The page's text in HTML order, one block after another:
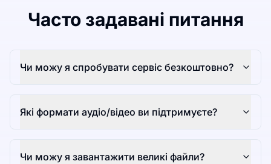
Часто задавані питання
Чи можу я спробувати сервіс безкоштовно?
Які формати аудіо/відео ви підтримуєте?
Чи можу я завантажити великі файли?